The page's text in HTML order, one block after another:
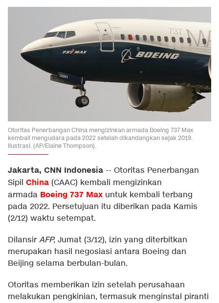
Otoritas Penerbangan China mengizinkan armada Boeing 737 Max
kembali mengudara pada 2022 setelah dikandangkan sejak 2019.
Ilustrasi. (AP/Elaine Thompson).
Jakarta, CNN Indonesia -- Otoritas Penerbangan
Sipil China (CAAC) kembali mengizinkan
armada Boeing 737 Max untuk kembali terbang
pada 2022. Persetujuan itu diberikan pada Kamis
(2/12) waktu setempat.
Dilansir AFP, Jumat (3/12), izin yang diterbitkan
merupakan hasil negosiasi antara Boeing dan
Beijing selama berbulan-bulan.
Otoritas memberikan izin setelah perusahaan
melakukan pengkinian, termasuk menginstal piranti